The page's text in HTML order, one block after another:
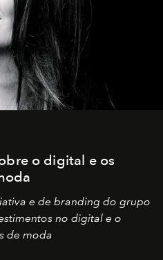
o digital e os
e de branding do grupo
no digital e o
de moda